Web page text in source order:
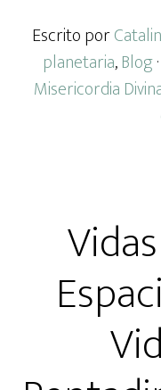
Escrito por
planetaria,Blog
Misericordia